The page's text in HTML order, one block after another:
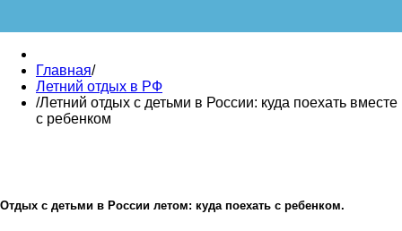
Главная/
Летний отдых в РФ
/Летний отдых с детьми в России: куда поехать вместе
с ребенком
Отдых с детьми в России летом: куда поехать с ребенком.